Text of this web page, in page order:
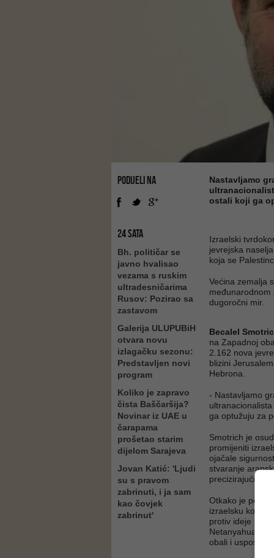
PODIJELI NA
24 SATA
Bh. političar se
javno hvalisao
vezama s ruskim
ultradesničarima
Rusov: Pozirao sa
zastavom
Galerija ULUPUBiH
otvara novu
izlagačku sezonu:
Predstavljen novi
program
Koliko je zapravo
čista Baščaršija?
Novinar iz UAE u
čarapama
prošetao starim
dijelom Sarajeva
Jovan Katić: 'Ljudi
su s pravom
zabrinuti, i ja sam
kao čovjek
zabrinut'
Nastavljamo
ostali koji ga
Izraelski
jevrejska
koja se
Većina zemalja
međunarodnom
dugoročni mir.
Becalel
na Zapadnoj
2.162 nova
blizini
Hebrona.
- Nastavljamo
ga optužuju za
Smotrich je
promijeniti
ojačale
stvaranje
precizirajući
Otkako je
izraelsku
protiv ideje
Netanyahua
obali i